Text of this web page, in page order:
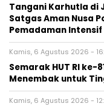
Tangani Karhutla di
Satgas Aman Nusa
Pemadaman Intensif
Kamis, 6 Agustus 2026 -
Semarak HUT RI ke-
Menembak untuk
Kamis, 6 Agustus 2026 -